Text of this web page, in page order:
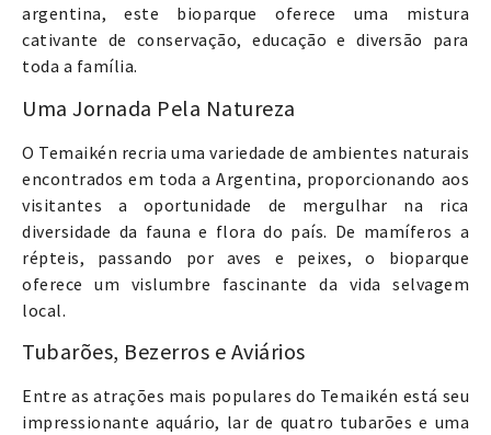
argentina, este bioparque oferece uma mistura
cativante de conservação, educação e diversão para
toda a família.
Uma Jornada Pela Natureza
O Temaikén recria uma variedade de ambientes naturais
encontrados em toda a Argentina, proporcionando aos
visitantes a oportunidade de mergulhar na rica
diversidade da fauna e flora do país. De mamíferos a
répteis, passando por aves e peixes, o bioparque
oferece um vislumbre fascinante da vida selvagem
local.
Tubarões, Bezerros e Aviários
Entre as atrações mais populares do Temaikén está seu
impressionante aquário, lar de quatro tubarões e uma